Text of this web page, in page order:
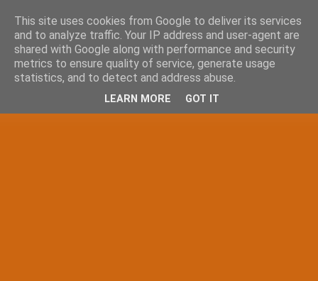
This site uses cookies from Google to deliver its services
and to analyze traffic. Your IP address and user-agent are
shared with Google along with performance and security
metrics to ensure quality of service, generate usage
statistics, and to detect and address abuse.
LEARN MORE GOT IT